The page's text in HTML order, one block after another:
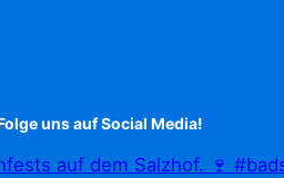
uns auf Social Media!
auf dem Salzhof. 🍷